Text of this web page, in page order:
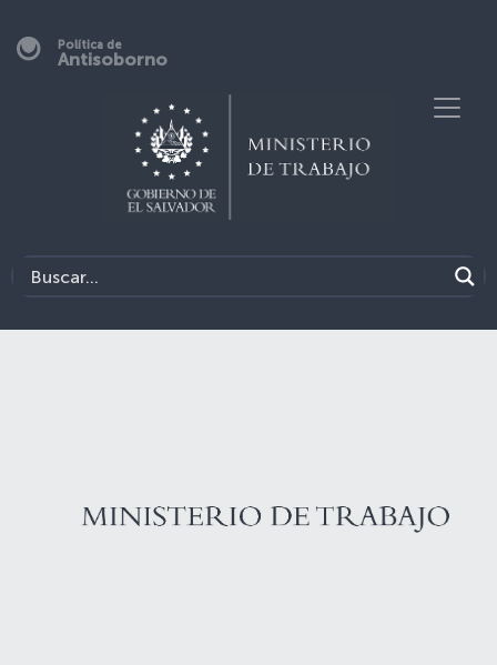
Política de
Antisoborno